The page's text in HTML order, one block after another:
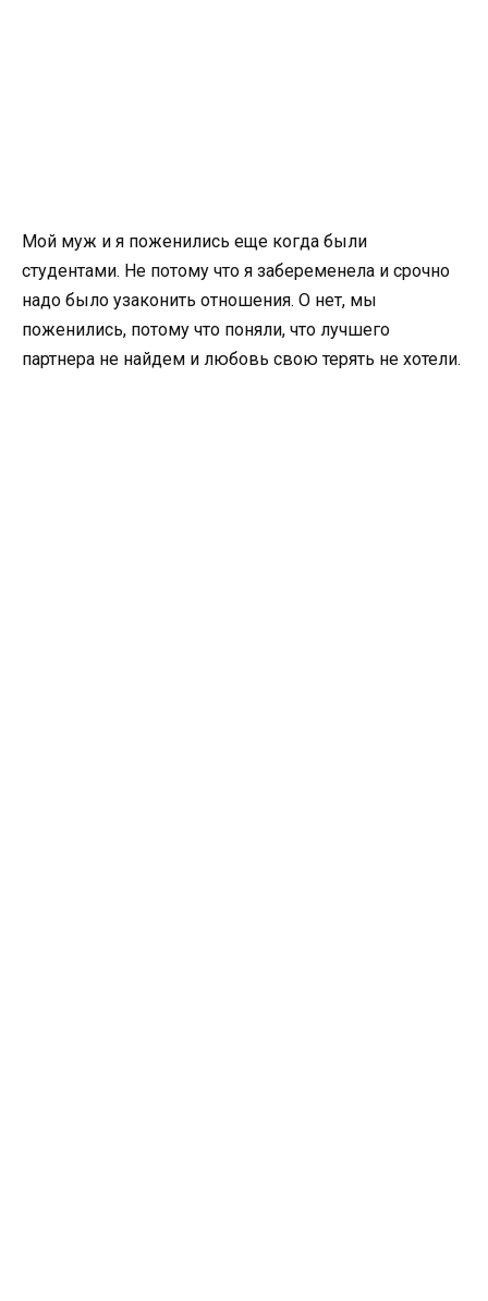
Мой муж и я поженились еще когда были
студентами. Не потому что я забеременела и срочно
надо было узаконить отношения. О нет, мы
поженились, потому что поняли, что лучшего
партнера не найдем и любовь свою терять не хотели.